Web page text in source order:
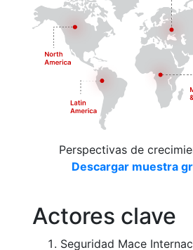
Perspectivas de
Descargar muestra
Actores clave
Seguridad Mace